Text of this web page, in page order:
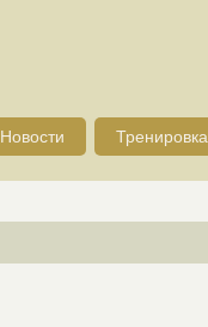
Новости Тренировка